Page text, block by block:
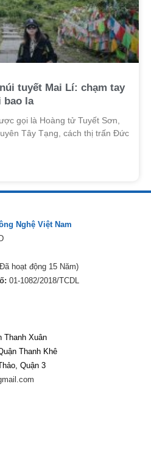
tuyết Mai Lí: chạm tay
bao la
gọi là Hoàng tử Tuyết Sơn,
Tây Tạng, cách thị trấn Đức
Nghệ Việt Nam
hoạt động 15 Năm)
01-1082/2018/TCDL
Thanh Xuân
Thanh Khê
Quận 3